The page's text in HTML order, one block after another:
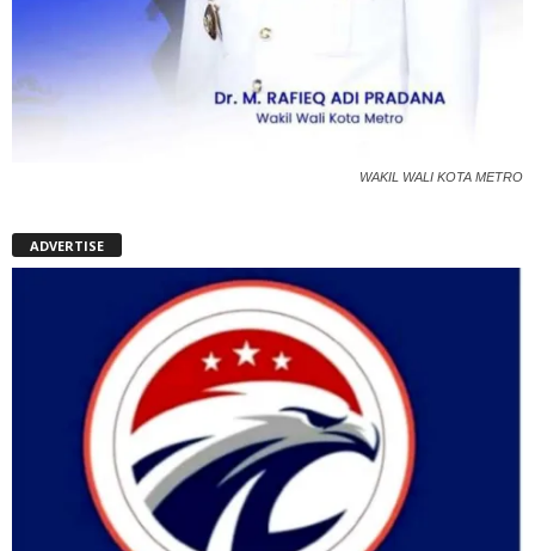
WAKIL WALI KOTA METRO
ADVERTISE